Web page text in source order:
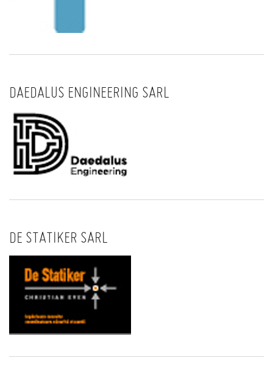
DAEDALUS ENGINEERING SARL
DE STATIKER SARL